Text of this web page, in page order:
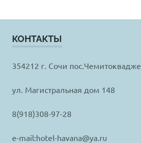
КОНТАКТЫ
354212 г. Сочи пос.Чемитоквадже
ул. Магистральная дом 148
8(918)308-97-28
e-mail:hotel-havana@ya.ru